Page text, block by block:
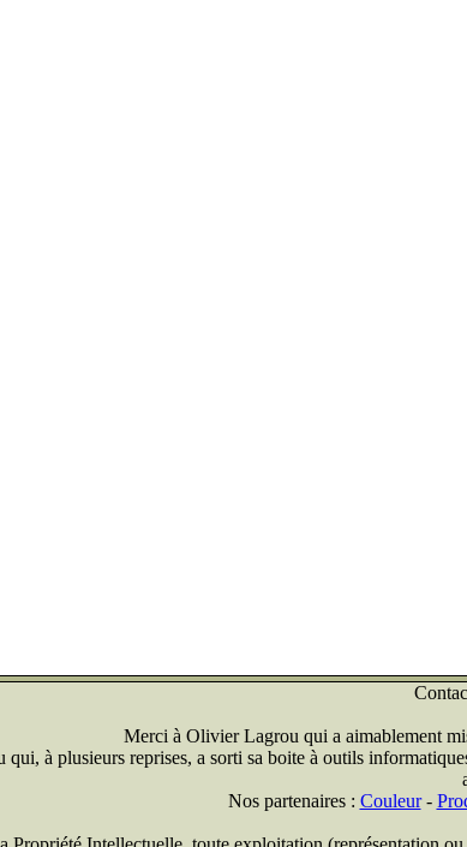
Merci à Olivier Lagrou qui a aimablement
qui, à plusieurs reprises, a sorti sa boite à outils
Nos partenaires : Couleur-